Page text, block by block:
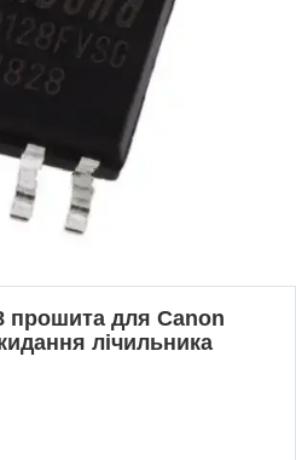
прошита для Canon
лічильника